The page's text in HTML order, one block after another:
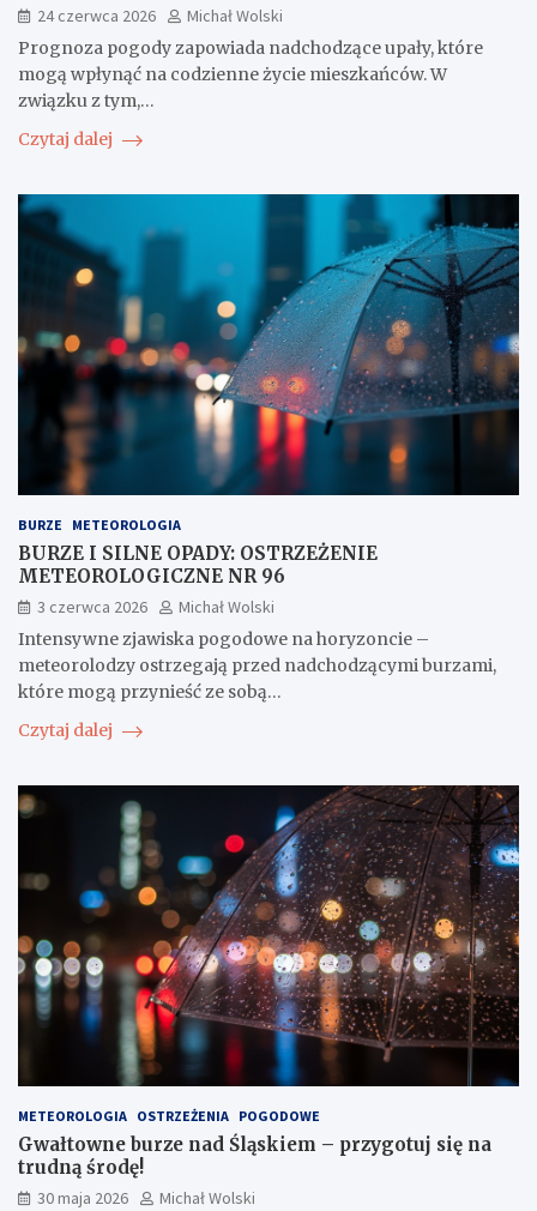
24 czerwca 2026
Michał Wolski
Prognoza pogody zapowiada nadchodzące upały, które
mogą wpłynąć na codzienne życie mieszkańców. W
związku z tym,…
Czytaj dalej
BURZE METEOROLOGIA
BURZE I SILNE OPADY: OSTRZEŻENIE
METEOROLOGICZNE NR 96
3 czerwca 2026
Michał Wolski
Intensywne zjawiska pogodowe na horyzoncie –
meteorolodzy ostrzegają przed nadchodzącymi burzami,
które mogą przynieść ze sobą…
Czytaj dalej
METEOROLOGIA OSTRZEŻENIA POGODOWE
Gwałtowne burze nad Śląskiem – przygotuj się na
trudną środę!
30 maja 2026
Michał Wolski